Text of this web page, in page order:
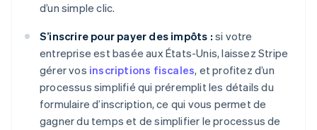
d’un simple clic.
S’inscrire pour payer des impôts : si votre
entreprise est basée aux États-Unis, laissez Stripe
gérer vos inscriptions fiscales, et profitez d’un
processus simplifié qui préremplit les détails du
formulaire d’inscription, ce qui vous permet de
gagner du temps et de simplifier le processus de
Deutsch English
Australie
English
Autriche
Deutsch English
Nederlands Français DeutschEnglish